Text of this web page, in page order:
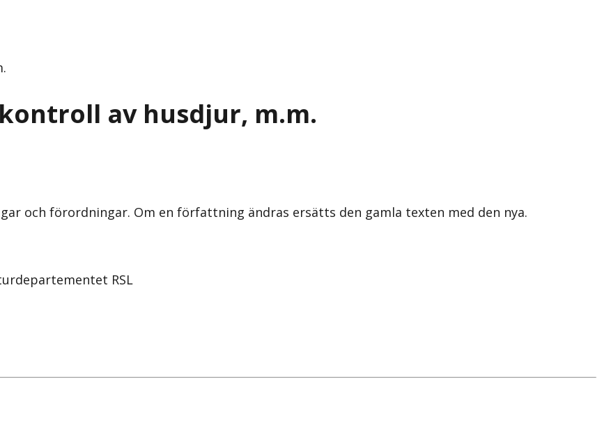
av husdjur, m.m.
och förordningar. Om en författning ändras ersätts den gamla texten med den nya.
RSL